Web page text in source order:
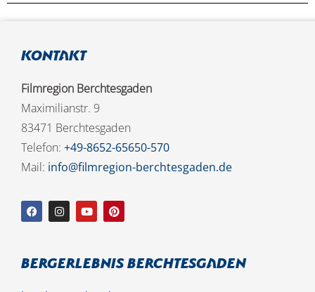
Kontakt
Filmregion Berchtesgaden
Maximilianstr. 9
83471 Berchtesgaden
Telefon: +49-8652-65650-570
Mail: info@filmregion-berchtesgaden.de
Bergerlebnis Berchtesgaden